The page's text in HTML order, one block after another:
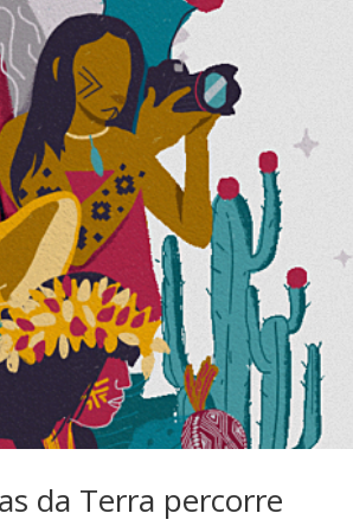
da Terra percorre